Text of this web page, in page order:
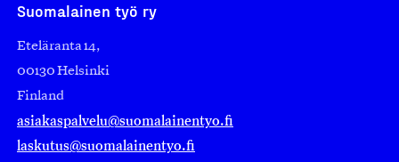
Suomalainen työ ry
Eteläranta 14,
00130 Helsinki
Finland
asiakaspalvelu@suomalainentyo.fi
laskutus@suomalainentyo.fi